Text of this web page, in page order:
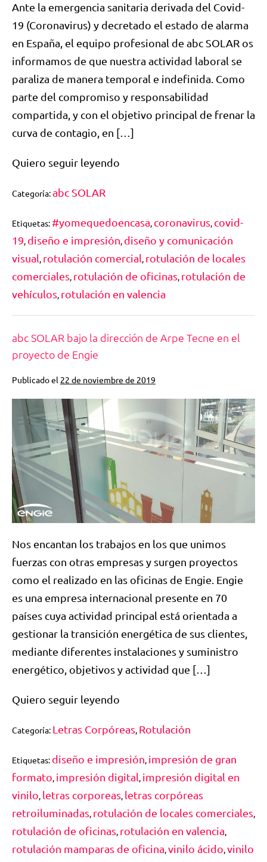
Ante la emergencia sanitaria derivada del Covid-
19 (Coronavirus) y decretado el estado de alarma
en España, el equipo profesional de abc SOLAR os
informamos de que nuestra actividad laboral se
paraliza de manera temporal e indefinida. Como
parte del compromiso y responsabilidad
compartida, y con el objetivo principal de frenar la
curva de contagio, en […]
Quiero seguir leyendo
Categoría:abc SOLAR
Etiquetas:#yomequedoencasa, coronavirus, covid-
19, diseño e impresión, diseño y comunicación
visual, rotulación comercial, rotulación de locales
comerciales, rotulación de oficinas, rotulación de
vehículos, rotulación en valencia
abc SOLAR bajo la dirección de Arpe Tecne en el
proyecto de Engie
Publicado el 22 de noviembre de 2019
Nos encantan los trabajos en los que unimos
fuerzas con otras empresas y surgen proyectos
como el realizado en las oficinas de Engie. Engie
es una empresa internacional presente en 70
países cuya actividad principal está orientada a
gestionar la transición energética de sus clientes,
mediante diferentes instalaciones y suministro
energético, objetivos y actividad que […]
Quiero seguir leyendo
Categoría: Letras Corpóreas, Rotulación
Etiquetas: diseño e impresión, impresión de gran
formato, impresión digital, impresión digital en
vinilo, letras corporeas, letras corpóreas
retroiluminadas, rotulación de locales comerciales,
rotulación de oficinas, rotulación en valencia,
rotulación mamparas de oficina,vinilo ácido,vinilo